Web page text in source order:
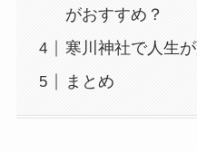
がおすすめ？
寒川神社で人生
まとめ